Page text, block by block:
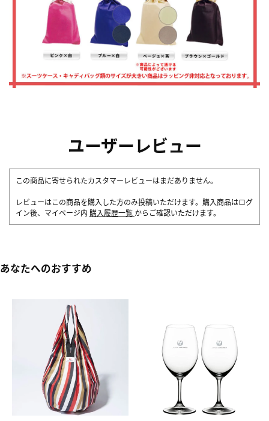
ユーザーレビュー
この商品に寄せられたカスタマーレビューはまだありません。
レビューはこの商品を購入した方のみ投稿いただけます。購入商品はログ
イン後、マイページ内 購入履歴一覧 からご確認いただけます。
あなたへのおすすめ